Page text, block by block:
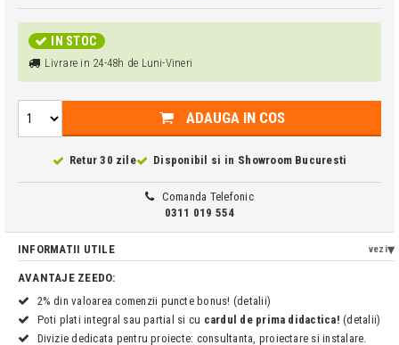
IN STOC
Livrare in 24-48h de Luni-Vineri
ADAUGA IN COS
Retur 30 zile Disponibil si in Showroom Bucuresti
Comanda Telefonic
0311 019 554
INFORMATII UTILE vezi
AVANTAJE ZEEDO:
2% din valoarea comenzii puncte bonus! (detalii)
Poti plati integral sau partial si cu cardul de prima didactica! (detalii)
Divizie dedicata pentru proiecte: consultanta, proiectare si instalare.